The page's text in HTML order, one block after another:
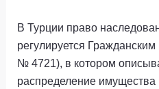
В Турции право
регулируется
№ 4721), в котором
распределение имущества